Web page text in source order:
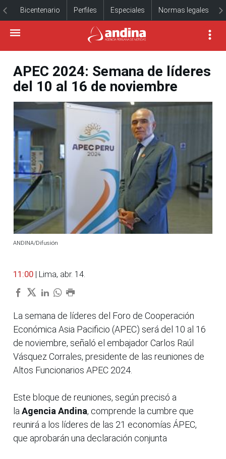
Bicentenario Perfiles Especiales Normas legales
APEC 2024: Semana de líderes
del 10 al 16 de noviembre
ANDINA/Difusión
11:00 | Lima, abr. 14.
La semana de líderes del Foro de Cooperación
Económica Asia Pacificio (APEC) será del 10 al 16
de noviembre, señaló el embajador Carlos Raúl
Vásquez Corrales, presidente de las reuniones de
Altos Funcionarios APEC 2024.
Este bloque de reuniones, según precisó a
la Agencia Andina, comprende la cumbre que
reunirá a los líderes de las 21 economías ÁPEC,
que aprobarán una declaración conjunta